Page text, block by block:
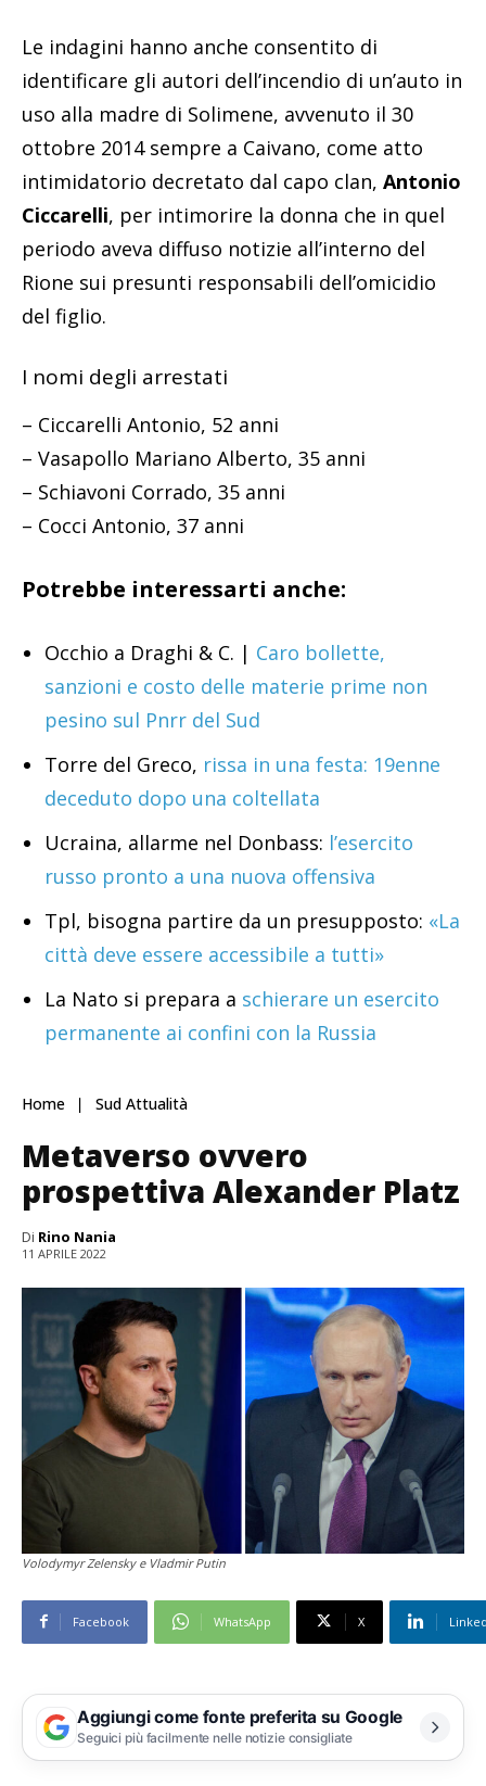
Le indagini hanno anche consentito di
identificare gli autori dell’incendio di un’auto in
uso alla madre di Solimene, avvenuto il 30
ottobre 2014 sempre a Caivano, come atto
intimidatorio decretato dal capo clan, Antonio
Ciccarelli, per intimorire la donna che in quel
periodo aveva diffuso notizie all’interno del
Rione sui presunti responsabili dell’omicidio
del figlio.
I nomi degli arrestati
– Ciccarelli Antonio, 52 anni
– Vasapollo Mariano Alberto, 35 anni
– Schiavoni Corrado, 35 anni
– Cocci Antonio, 37 anni
Potrebbe interessarti anche:
Occhio a Draghi & C. | Caro bollette,
sanzioni e costo delle materie prime non
pesino sul Pnrr del Sud
Torre del Greco, rissa in una festa: 19enne
deceduto dopo una coltellata
Ucraina, allarme nel Donbass: l’esercito
russo pronto a una nuova offensiva
Tpl, bisogna partire da un presupposto: «La
città deve essere accessibile a tutti»
La Nato si prepara a schierare un esercito
permanente ai confini con la Russia
Home Sud Attualità
Metaverso ovvero
prospettiva Alexander Platz
Di Rino Nania
11 APRILE 2022
Volodymyr Zelensky e Vladmir Putin
Facebook WhatsApp X
Aggiungi come fonte preferita su Google
Seguici più facilmente nelle notizie consigliate